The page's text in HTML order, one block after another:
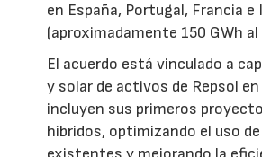
en España, Portugal, Francia e
(aproximadamente 150 GWh al
El acuerdo está vinculado a
y solar de activos de Repsol en
incluyen sus primeros
híbridos, optimizando el uso